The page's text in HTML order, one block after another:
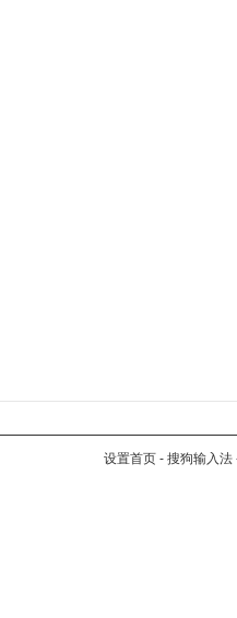
设置首页 - 搜狗输入法